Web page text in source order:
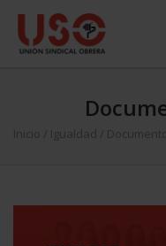
Inicio Igualdad